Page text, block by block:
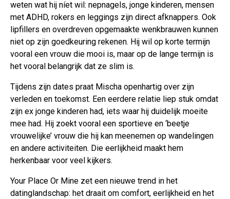
weten wat hij níet wil: nepnagels, jonge kinderen, mensen
met ADHD, rokers en leggings zijn direct afknappers. Ook
lipfillers en overdreven opgemaakte wenkbrauwen kunnen
niet op zijn goedkeuring rekenen. Hij wil op korte termijn
vooral een vrouw die mooi is, maar op de lange termijn is
het vooral belangrijk dat ze slim is.
Tijdens zijn dates praat Mischa openhartig over zijn
verleden en toekomst. Een eerdere relatie liep stuk omdat
zijn ex jonge kinderen had, iets waar hij duidelijk moeite
mee had. Hij zoekt vooral een sportieve en ‘beetje
vrouwelijke’ vrouw die hij kan meenemen op wandelingen
en andere activiteiten. Die eerlijkheid maakt hem
herkenbaar voor veel kijkers.
Your Place Or Mine zet een nieuwe trend in het
datinglandschap: het draait om comfort, eerlijkheid en het